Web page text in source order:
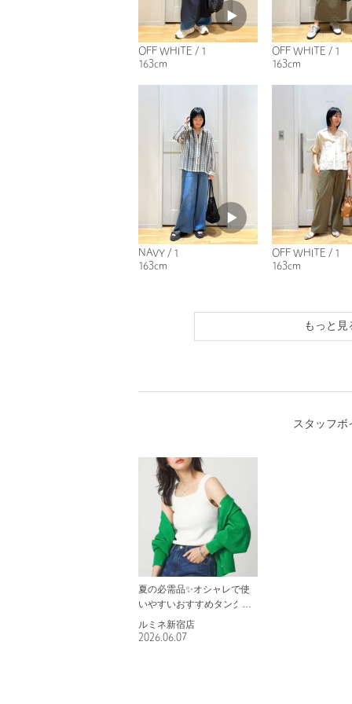
OFF WHITE / 1
163cm
OFF WHITE / 1
163cm
NAVY / 1
163cm
OFF WHITE / 1
163cm
もっと見
スタッフボ
夏の必需品✨オシャレで使
いやすいおすすめタンクト
ップ✨
ルミネ新宿店
2026.06.07